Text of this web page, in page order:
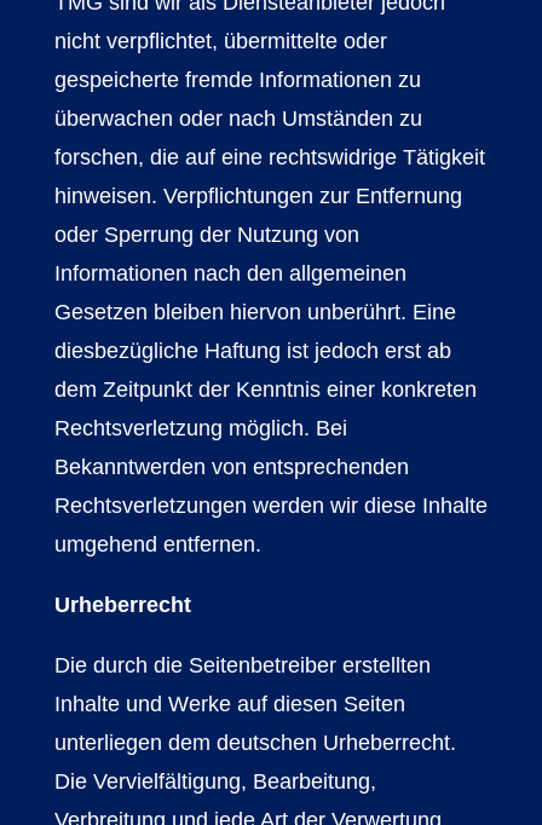
nicht verpflichtet, übermittelte oder
gespeicherte fremde Informationen zu
überwachen oder nach Umständen zu
forschen, die auf eine rechtswidrige Tätigkeit
hinweisen. Verpflichtungen zur Entfernung
oder Sperrung der Nutzung von
Informationen nach den allgemeinen
Gesetzen bleiben hiervon unberührt. Eine
diesbezügliche Haftung ist jedoch erst ab
dem Zeitpunkt der Kenntnis einer konkreten
Rechtsverletzung möglich. Bei
Bekanntwerden von entsprechenden
Rechtsverletzungen werden wir diese Inhalte
umgehend entfernen.
Urheberrecht
Die durch die Seitenbetreiber erstellten
Inhalte und Werke auf diesen Seiten
unterliegen dem deutschen Urheberrecht.
Die Vervielfältigung, Bearbeitung,
Verbreitung und jede Art der Verwertung